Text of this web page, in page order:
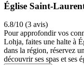
Église Saint-
6.8/10 (3 avis)
Pour approfondir vos
Lohja, faites une halte à
dans la région, réservez
découvrir ses spas et ses